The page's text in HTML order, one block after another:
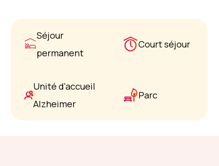
Séjour
permanent
Court séjour
Unité d'accueil
Alzheimer
Parc